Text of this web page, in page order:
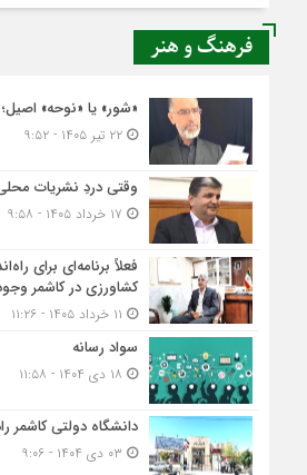
فرهنگ و هنر
«شور» یا «نوحه» اصیل؛
۲۲ تیر ۱۴۰۵ - ۹:۵۲
وقتی دردِ نشریات
فعلاً برنامه‌ای برای
کشاورزی در کاشمر
سواد رسانه
دانشگاه دولتی کاشمر‌